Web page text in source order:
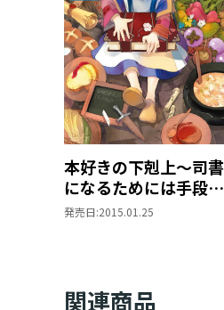
本好きの下剋上～司書
になるためには手段を
選んでいられません～
発売日:2015.01.25
関連商品